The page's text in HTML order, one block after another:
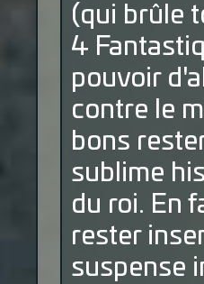
(qui brûle
4
pouvoir
contre le
bons
sublime
du roi. En
rester
suspense